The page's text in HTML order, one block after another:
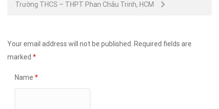
Trường THCS – THPT Phan Châu Trinh, HCM
Your email address will not be published. Required fields are
marked *
Name *